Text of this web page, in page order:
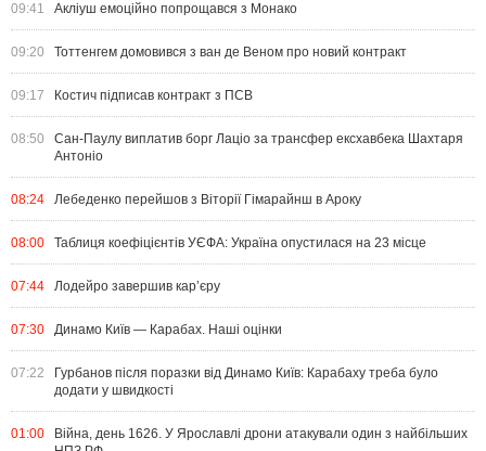
09:41 Акліуш емоційно попрощався з Монако
09:20 Тоттенгем домовився з ван де Веном про новий контракт
09:17 Костич підписав контракт з ПСВ
08:50
Сан-Паулу виплатив борг Лаціо за трансфер ексхавбека Шахтаря
Антоніо
08:24 Лебеденко перейшов з Віторії Гімарайнш в Ароку
08:00 Таблиця коефіцієнтів УЄФА: Україна опустилася на 23 місце
07:44 Лодейро завершив кар’єру
07:30 Динамо Київ — Карабах. Наші оцінки
07:22
Гурбанов після поразки від Динамо Київ: Карабаху треба було
додати у швидкості
01:00
Війна, день 1626. У Ярославлі дрони атакували один з найбільших